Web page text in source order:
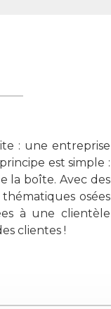
: une entreprise
est simple :
la boîte. Avec des
osées
à une clientèle
clientes !